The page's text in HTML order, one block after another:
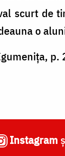
scurt de
o
p.
Instagram